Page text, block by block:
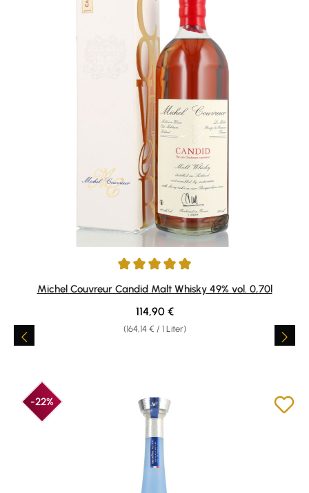
Durchschnittliche Bewertung von 5 von 5 Sternen
Michel Couvreur Candid Malt Whisky 49% vol. 0,70l
(164,14 € / 1 Liter)
Regulärer Preis:
114,90 €
-22%